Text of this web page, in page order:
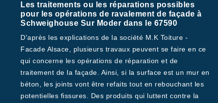
Les traitements ou les réparations possibles
pour les opérations de ravalement de façade à
Schweighouse Sur Moder dans le 67590
D'après les explications de la société M.K Toiture -
Facade Alsace, plusieurs travaux peuvent se faire en ce
qui concerne les opérations de réparation et de
traitement de la façade. Ainsi, si la surface est un mur en
béton, les joints vont être refaits tout en rebouchant les
potentielles fissures. Des produits qui luttent contre la